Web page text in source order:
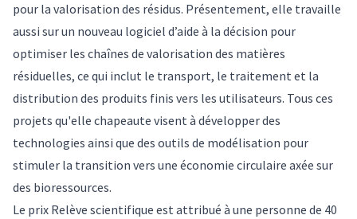
pour la valorisation des résidus. Présentement, elle travaille
aussi sur un nouveau logiciel d’aide à la décision pour
optimiser les chaînes de valorisation des matières
résiduelles, ce qui inclut le transport, le traitement et la
distribution des produits finis vers les utilisateurs. Tous ces
projets qu'elle chapeaute visent à développer des
technologies ainsi que des outils de modélisation pour
stimuler la transition vers une économie circulaire axée sur
des bioressources.
Le prix Relève scientifique est attribué à une personne de 40